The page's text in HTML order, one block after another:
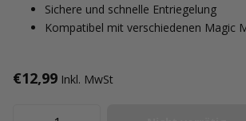
Sichere und schnelle Entriegelung
Kompatibel mit verschiedenen Magic
€12,99 Inkl. MwSt